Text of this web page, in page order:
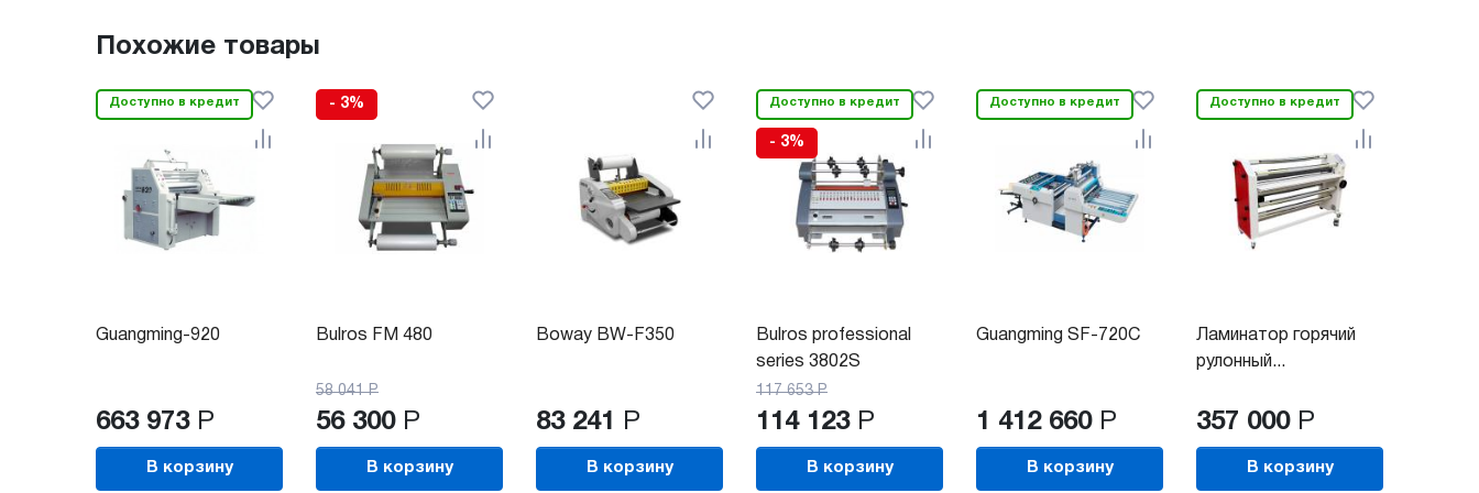
Похожие товары
Доступно в кредит
Guangming-920
663 973 Р
В корзину
- 3%
Bulros FM 480
58 041 Р
56 300 Р
В корзину
Boway BW-F350
83 241 Р
В корзину
Доступно в кредит
- 3%
Bulros professional
series 3802S
117 653 Р
114 123 Р
В корзину
Доступно в кредит
Guangming SF-720C
1 412 660 Р
В корзину
Доступно в кредит
Ламинатор горячий
рулонный...
357 000 Р
В корзину